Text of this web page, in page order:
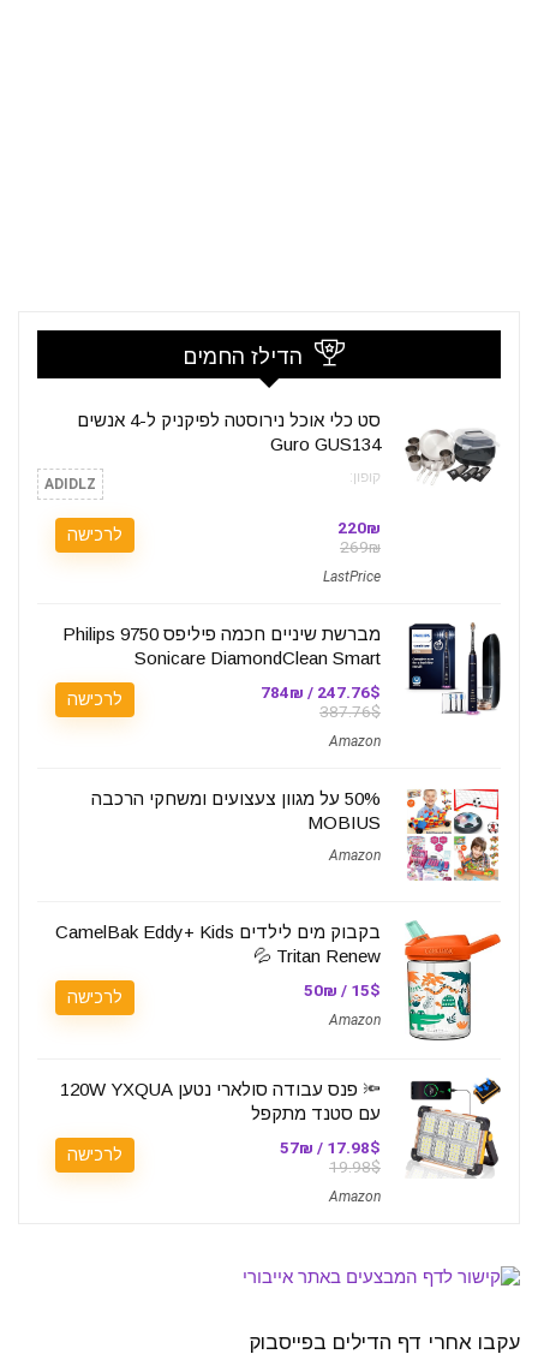
הדילז החמים
סט כלי אוכל נירוסטה לפיקניק ל-4 אנשים
Guro GUS134
קופון: ADIDLZ
220₪
269₪
LastPrice
לרכישה
מברשת שיניים חכמה פיליפס 9750 Philips
Sonicare DiamondClean Smart
247.76$ / 784₪
387.76$
Amazon
לרכישה
50% על מגוון צעצועים ומשחקי הרכבה
MOBIUS
Amazon
בקבוק מים לילדים CamelBak Eddy+ Kids
Tritan Renew 💦
15$ / 50₪
Amazon
לרכישה
🔦 פנס עבודה סולארי נטען 120W YXQUA
עם סטנד מתקפל
17.98$ / 57₪
19.98$
Amazon
לרכישה
עקבו אחרי דף הדילים בפייסבוק